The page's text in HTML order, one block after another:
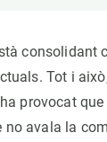
Tot i
provocat
no avala la